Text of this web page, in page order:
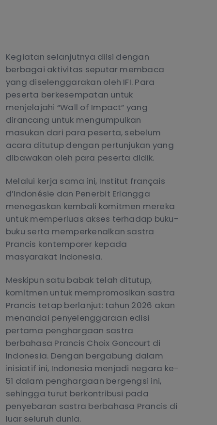
Kegiatan selanjutnya diisi dengan
berbagai aktivitas seputar membaca
yang diselenggarakan oleh IFI. Para
peserta berkesempatan untuk
menjelajahi “Wall of Impact” yang
dirancang untuk mengumpulkan
masukan dari para peserta, sebelum
acara ditutup dengan pertunjukan yang
dibawakan oleh para peserta didik.
Melalui kerja sama ini, Institut français
d’Indonésie dan Penerbit Erlangga
menegaskan kembali komitmen mereka
untuk memperluas akses terhadap buku-
buku serta memperkenalkan sastra
Prancis kontemporer kepada
masyarakat Indonesia.
Meskipun satu babak telah ditutup,
komitmen untuk mempromosikan sastra
Prancis tetap berlanjut: tahun 2026 akan
menandai penyelenggaraan edisi
pertama penghargaan sastra
berbahasa Prancis Choix Goncourt di
Indonesia. Dengan bergabung dalam
inisiatif ini, Indonesia menjadi negara ke-
51 dalam penghargaan bergengsi ini,
sehingga turut berkontribusi pada
penyebaran sastra berbahasa Prancis di
luar seluruh dunia.